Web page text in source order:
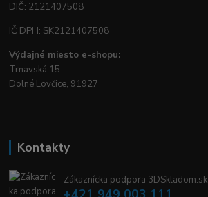
DIČ: 2121407508
IČ DPH: SK2121407508
Výdajné miesto e-shopu:
Trnavská 15
Dolné Lovčice, 91927
Kontakty
Zákaznícka podpora 3DSkladom.sk